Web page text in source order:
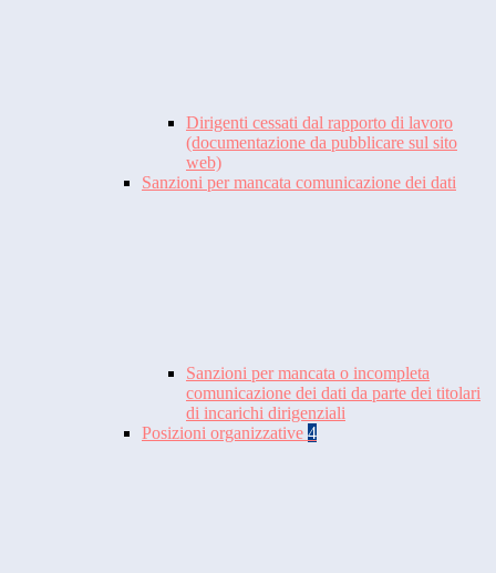
Dirigenti cessati dal rapporto di lavoro
(documentazione da pubblicare sul sito
web)
Sanzioni per mancata comunicazione dei dati
Sanzioni per mancata o incompleta
comunicazione dei dati da parte dei titolari
di incarichi dirigenziali
Posizioni organizzative 4